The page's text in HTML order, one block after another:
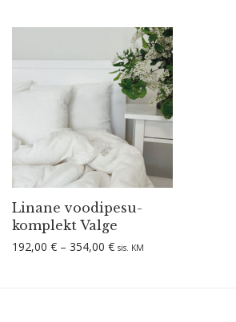
Linane voodi­pe­su­
komplekt Valge
192,00 € – 354,00 €Hinnavahemik: 192,00
sis. KM